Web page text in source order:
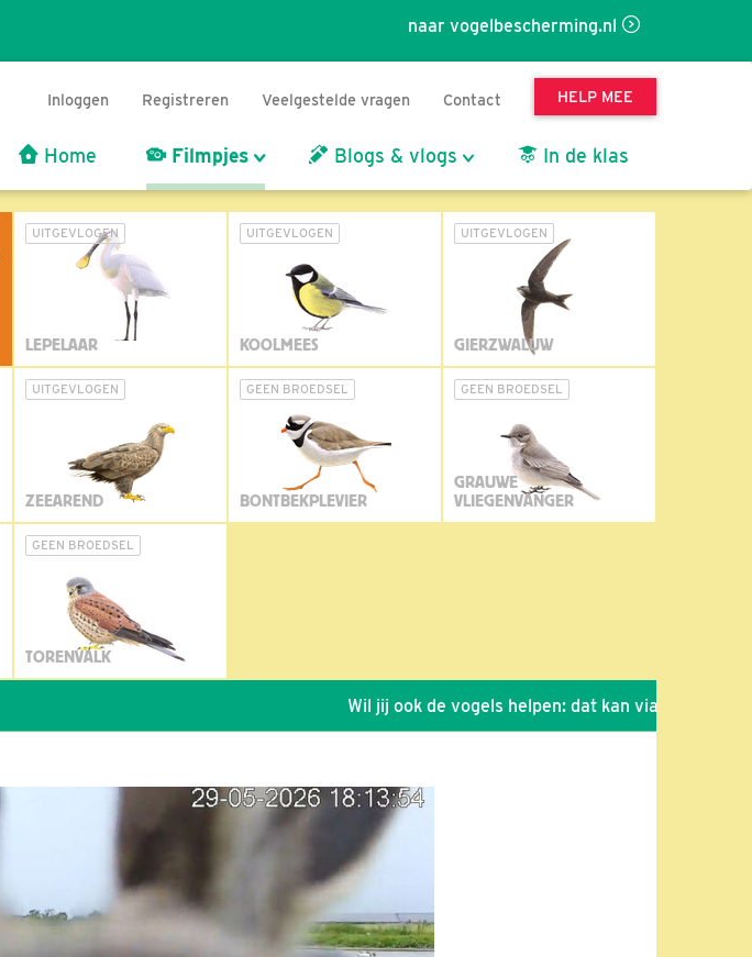
naar vogelbescherming.nl
Inloggen Registreren Veelgestelde vragen Contact HELP MEE
Home Filmpjes Blogs & vlogs In de klas
UITGEVLOGEN
LEPELAAR
UITGEVLOGEN
KOOLMEES
UITGEVLOGEN
GIERZWALUW
UITGEVLOGEN
ZEEAREND
GEEN BROEDSEL
BONTBEKPLEVIER
GEEN BROEDSEL
GRAUWE
VLIEGENVANGER
GEEN BROEDSEL
TORENVALK
Wil jij ook de vogels helpen: dat kan via de link!